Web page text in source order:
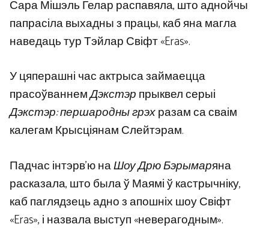
Сара Мішэль Гелар распавяла, што аднойчы
папрасіла выхадны з працы, каб яна магла
наведаць тур Тэйлар Свіфт «Eras».
У цяперашні час актрыса займаецца
прасоўваннемДэкстэрпрыквел серыі
Дэкстэр: першародны грэхразам са сваім
калегам Крысціянам Слейтэрам.
Падчас інтэрв’ю наШоу Дрю Бэрымаряна
расказала, што была ў Маямі ў кастрычніку,
каб паглядзець адно з апошніх шоу Свіфт
«Eras», і назвала выступ «неверагодным».